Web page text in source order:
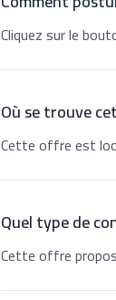
Cliquez sur le
Où se trouve
Cette offre est
Quel type de
Cette offre